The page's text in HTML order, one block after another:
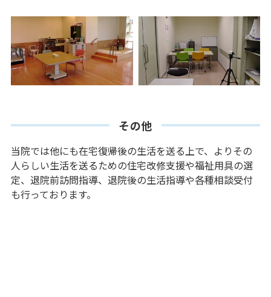
その他
当院では他にも在宅復帰後の生活を送る上で、よりその
人らしい生活を送るための住宅改修支援や福祉用具の選
定、退院前訪問指導、退院後の生活指導や各種相談受付
も行っております。